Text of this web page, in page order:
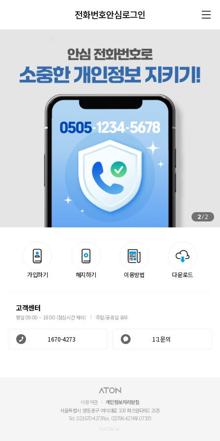
전화번호안심로그인
2/2
가입하기 해지하기 이용방법 다운로드
고객센터
평일 09:00 ~ 18:00 (점심시간 제외) 주말/공휴일 휴무
1670-4273 1:1문의
이용약관
개인정보처리방침
서울특별시 영등포구 여의대로 108 파크원타워1 26층
Tel. 02)1670-4273Fax. 02)786-4274우.07335
© ATON Inc.